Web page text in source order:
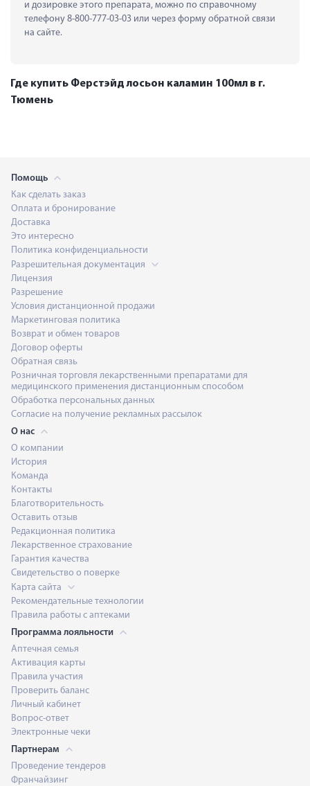
и дозировке этого препарата, можно по справочному
телефону 8-800-777-03-03 или через форму обратной связи
на сайте.
Где купить Ферстэйд лосьон каламин 100мл в г.
Тюмень
Помощь
Как сделать заказ
Оплата и бронирование
Доставка
Это интересно
Политика конфиденциальности
Разрешительная документация
Лицензия
Разрешение
Условия дистанционной продажи
Маркетинговая политика
Возврат и обмен товаров
Договор оферты
Обратная связь
Розничная торговля лекарственными препаратами для
медицинского применения дистанционным способом
Обработка персональных данных
Согласие на получение рекламных рассылок
О нас
О компании
История
Команда
Контакты
Благотворительность
Оставить отзыв
Редакционная политика
Лекарственное страхование
Гарантия качества
Свидетельство о поверке
Карта сайта
Рекомендательные технологии
Правила работы с аптеками
Программа лояльности
Аптечная семья
Активация карты
Правила участия
Проверить баланс
Личный кабинет
Вопрос-ответ
Электронные чеки
Партнерам
Проведение тендеров
Франчайзинг